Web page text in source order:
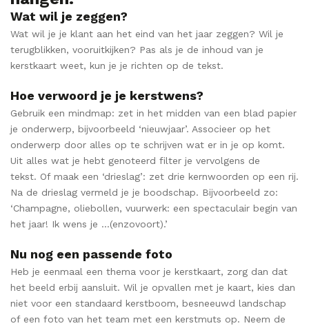
Wat wil je zeggen?
Wat wil je je klant aan het eind van het jaar zeggen? Wil je
terugblikken, vooruitkijken? Pas als je de inhoud van je
kerstkaart weet, kun je je richten op de tekst.
Hoe verwoord je je kerstwens?
Gebruik een mindmap: zet in het midden van een blad papier
je onderwerp, bijvoorbeeld ‘nieuwjaar’. Associeer op het
onderwerp door alles op te schrijven wat er in je op komt.
Uit alles wat je hebt genoteerd filter je vervolgens de
tekst. Of maak een ‘drieslag’: zet drie kernwoorden op een rij.
Na de drieslag vermeld je je boodschap. Bijvoorbeeld zo:
‘Champagne, oliebollen, vuurwerk: een spectaculair begin van
het jaar! Ik wens je …(enzovoort).’
Nu nog een passende foto
Heb je eenmaal een thema voor je kerstkaart, zorg dan dat
het beeld erbij aansluit. Wil je opvallen met je kaart, kies dan
niet voor een standaard kerstboom, besneeuwd landschap
of een foto van het team met een kerstmuts op. Neem de